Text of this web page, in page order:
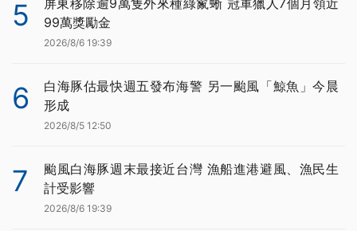
5
99萬獎勵金
2026/8/6 19:39
6
白海豚估最快週五發布海警 另一颱風「鯨魚」今晨
形成
2026/8/5 12:50
7
颱風白海豚週末最接近台灣 漁船進港避風、漁民生
計受影響
2026/8/6 19:39